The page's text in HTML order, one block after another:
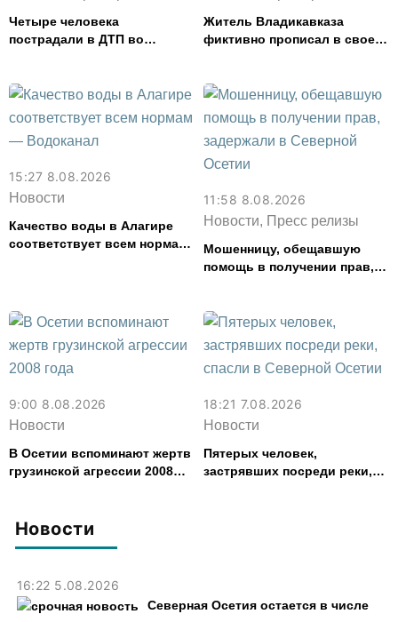
Новости
16:22 5.08.2026
Северная Осетия остается в числе
Четыре человека
пострадали в ДТП во
Житель Владикавказа
фиктивно прописал в своем
15:27 8.08.2026
Новости
Качество воды в Алагире
соответствует всем нормам
11:58 8.08.2026
Новости, Пресс релизы
Мошенницу, обещавшую
помощь в получении прав,
9:00 8.08.2026
Новости
В Осетии вспоминают жертв
грузинской агрессии 2008
18:21 7.08.2026
Новости
Пятерых человек,
застрявших посреди реки,